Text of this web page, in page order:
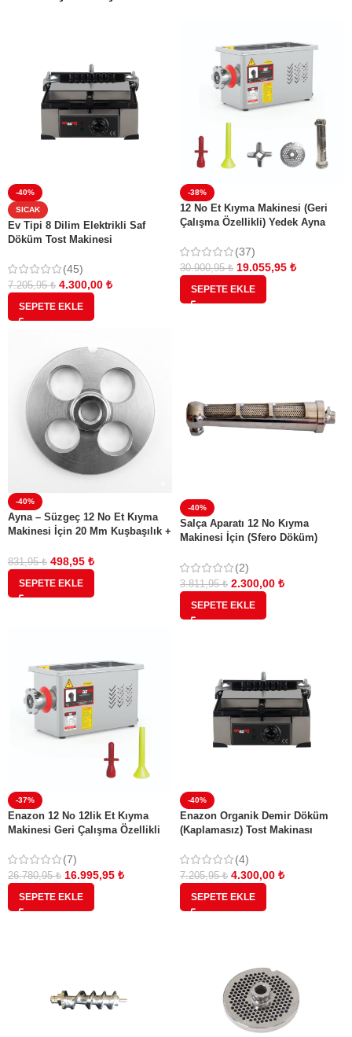
-40%
SICAK
Ev Tipi 8 Dilim Elektrikli Saf
Döküm Tost Makinesi
(45)
7.205,95₺ 4.300,00 ₺
SEPETE EKLE
-38%
12 No Et Kıyma Makinesi (Geri
Çalışma Özellikli) Yedek Ayna
Hediyeli
(37)
30.900,95₺ 19.055,95 ₺
SEPETE EKLE
-40%
Ayna – Süzgeç 12 No Et Kıyma
Makinesi İçin 20 Mm Kuşbaşılık +
831,95₺ 498,95 ₺
SEPETE EKLE
-40%
Salça Aparatı 12 No Kıyma
Makinesi İçin (Sfero Döküm)
(2)
3.811,95₺ 2.300,00 ₺
SEPETE EKLE
-37%
Enazon 12 No 12lik Et Kıyma
Makinesi Geri Çalışma Özellikli
APARATLI (7)
26.780,95₺ 16.995,95 ₺
SEPETE EKLE
-40%
Enazon Organik Demir Döküm
(Kaplamasız) Tost Makinası
(4)
7.205,95₺ 4.300,00 ₺
SEPETE EKLE